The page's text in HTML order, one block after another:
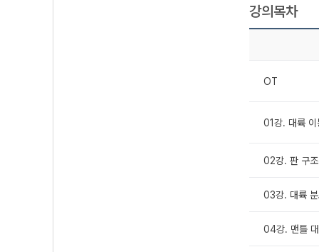
강의목차
OT
01강. 대륙 이
02강. 판 구
03강. 대륙
04강. 맨틀